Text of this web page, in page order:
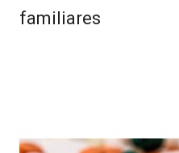
familiares